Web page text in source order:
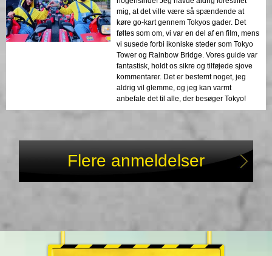
mig, at det ville være så spændende at
køre go-kart gennem Tokyos gader. Det
føltes som om, vi var en del af en film, mens
vi susede forbi ikoniske steder som Tokyo
Tower og Rainbow Bridge. Vores guide var
fantastisk, holdt os sikre og tilføjede sjove
kommentarer. Det er bestemt noget, jeg
aldrig vil glemme, og jeg kan varmt
anbefale det til alle, der besøger Tokyo!
Flere anmeldelser